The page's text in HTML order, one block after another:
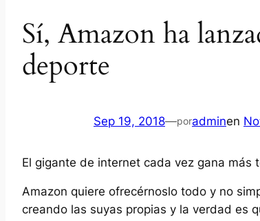
Sí, Amazon ha
deporte
Sep 19, 2018—poradminen
El gigante de internet cada vez gana
Amazon quiere ofrecérnoslo todo y no
creando las suyas propias y la verdad es